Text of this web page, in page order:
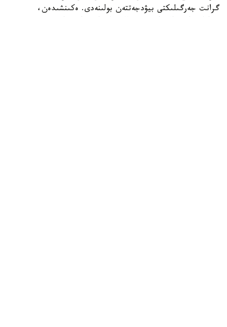
گرانت جەرگىلىكتى بيۋدجەتتەن بولىنەدى. ەكىنشىدەن،